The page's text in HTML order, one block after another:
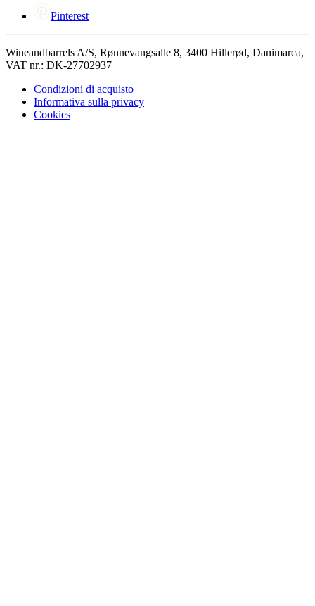
Pinterest
Wineandbarrels A/S, Rønnevangsalle 8, 3400 Hillerød, Danimarca,
VAT nr.: DK-27702937
Condizioni di acquisto
Informativa sulla privacy
Cookies